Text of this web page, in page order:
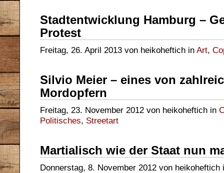
Stadtentwicklung Hamburg –
Protest
Freitag, 26. April 2013 von heikoheftich in Art,
Silvio Meier – eines von
Mordopfern
Freitag, 23. November 2012 von heikoheftich in
Politisches, Streetart
Martialisch wie der Staat nun
Donnerstag, 8. November 2012 von